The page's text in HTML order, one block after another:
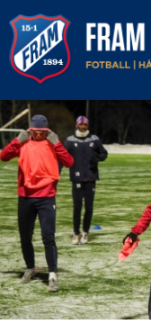
Fotball
Håndball
Skøyter